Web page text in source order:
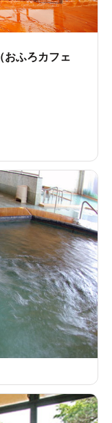
ふろカフェ